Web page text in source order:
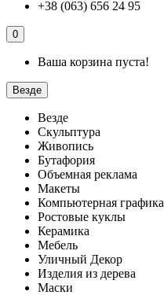
+38 (063) 656 24 95
0
Ваша корзина пуста!
Везде
Везде
Скульптура
Живопись
Бутафория
Объемная реклама
Макеты
Компьютерная графика
Ростовые куклы
Керамика
Мебель
Уличный Декор
Изделия из дерева
Маски